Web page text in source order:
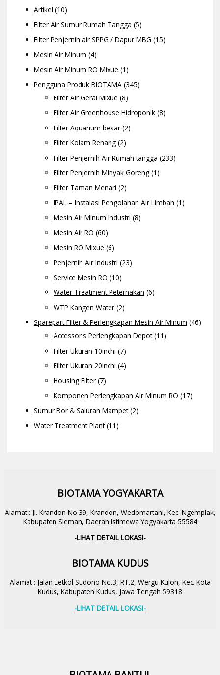
Artikel (10)
Filter Air Sumur Rumah Tangga (5)
Filter Penjernih air SPPG / Dapur MBG (15)
Mesin Air Minum (4)
Mesin Air Minum RO Mixue (1)
Pengguna Produk BIOTAMA (345)
Filter Air Gerai Mixue (8)
Filter Air Greenhouse Hidroponik (8)
Filter Aquarium besar (2)
Filter Kolam Renang (2)
Filter Penjernih Air Rumah tangga (233)
Filter Penjernih Minyak Goreng (1)
Filter Taman Menari (2)
IPAL – Instalasi Pengolahan Air Limbah (1)
Mesin Air Minum Industri (8)
Mesin Air RO (60)
Mesin RO Mixue (6)
Penjernih Air Industri (23)
Service Mesin RO (10)
Water Treatment Peternakan (6)
WTP Kangen Water (2)
Sparepart Filter & Perlengkapan Mesin Air Minum (46)
Accessoris Perlengkapan Depot(11)
Filter Ukuran 10inchi (7)
Filter Ukuran 20inchi (4)
Housing Filter (7)
Komponen Perlengkapan Air Minum RO (17)
Sumur Bor & Saluran Mampet(2)
Water Treatment Plant(11)
BIOTAMA YOGYAKARTA
Alamat : Jl. Krandon No.39, Krandon, Wedomartani, Kec. Ngemplak,
Kabupaten Sleman, Daerah Istimewa Yogyakarta 55584
-LIHAT DETAIL LOKASI-
BIOTAMA KUDUS
Alamat : Jalan Letkol Sudono No.3, RT.2, Wergu Kulon, Kec. Kota
Kudus, Kabupaten Kudus, Jawa Tengah 59318
-LIHAT DETAIL LOKASI-